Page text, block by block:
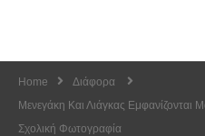
Home
Διάφορα
Μενεγάκη Και Λιάγκας Εμφανίζονται
Σχολική Φωτογραφία